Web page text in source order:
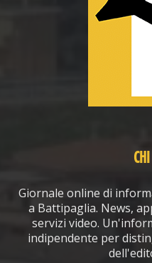
Giornale online di
a Battipaglia. News,
servizi video.
indipendente per